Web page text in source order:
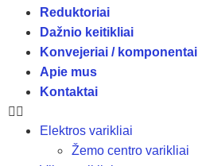
Reduktoriai
Dažnio keitikliai
Konvejeriai / komponentai
Apie mus
Kontaktai
Elektros varikliai
Žemo centro varikliai